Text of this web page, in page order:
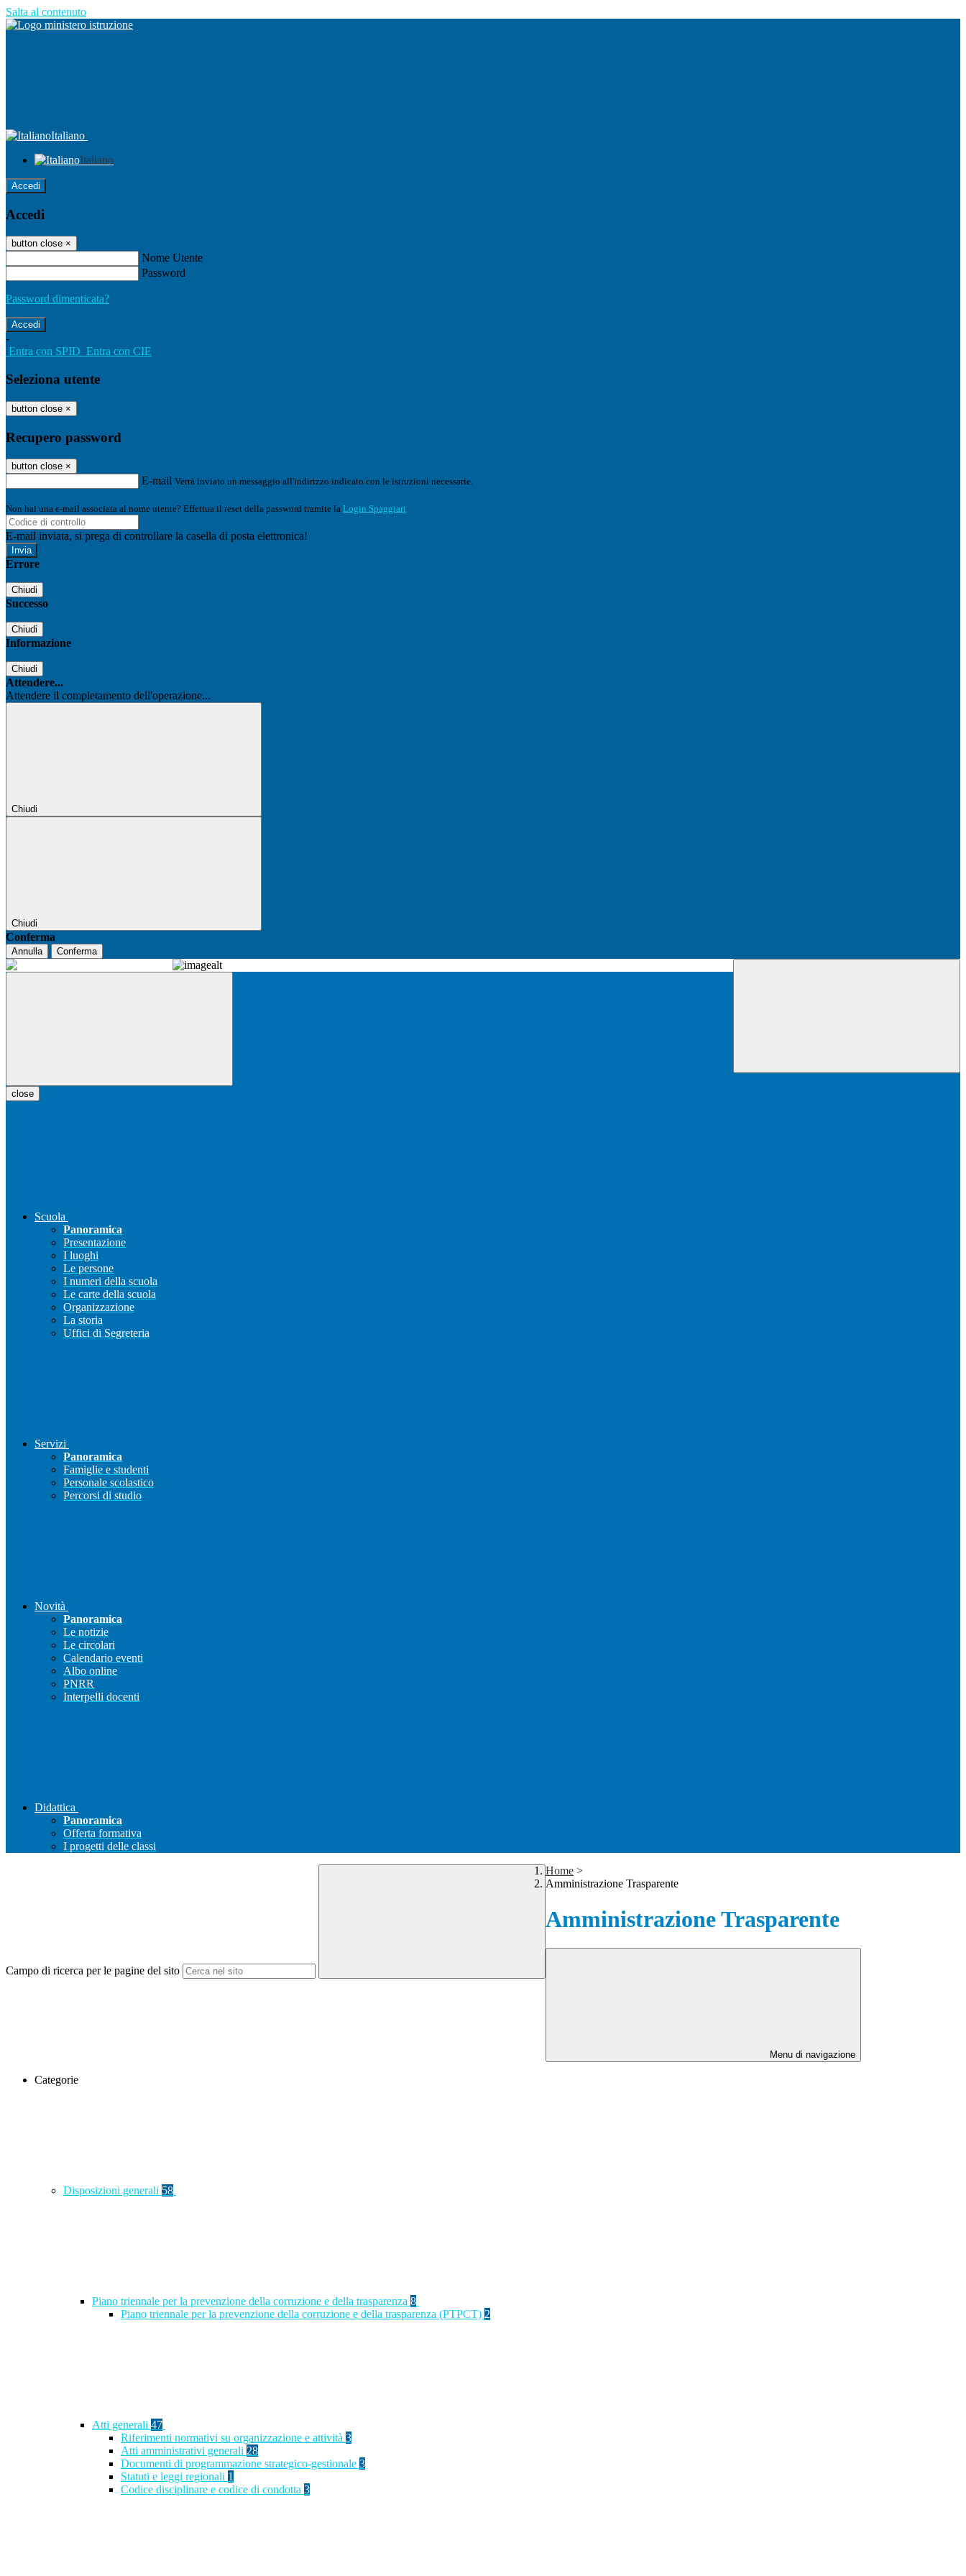
Salta al contenuto
Italiano
Italiano
Accedi
Accedi
button close ×
Nome Utente
Password
Password dimenticata?
-
Entra con SPID Entra con CIE
Seleziona utente
button close ×
Recupero password
button close ×
E-mail Verrà inviato un messaggio all'indirizzo indicato con le istruzioni necessarie.
Non hai una e-mail associata al nome utente? Effettua il reset della password tramite la Login Spaggiari
E-mail inviata, si prega di controllare la casella di posta elettronica!
Errore
Chiudi
Successo
Chiudi
Informazione
Chiudi
Attendere...
Attendere il completamento dell'operazione...
Chiudi
Chiudi
Conferma
Annulla Conferma
close
Scuola
Panoramica
Presentazione
I luoghi
Le persone
I numeri della scuola
Le carte della scuola
Organizzazione
La storia
Uffici di Segreteria
Servizi
Panoramica
Famiglie e studenti
Personale scolastico
Percorsi di studio
Novità
Panoramica
Le notizie
Le circolari
Calendario eventi
Albo online
PNRR
Interpelli docenti
Didattica
Panoramica
Offerta formativa
I progetti delle classi
Campo di ricerca per le pagine del sito
Home >
Amministrazione Trasparente
Amministrazione Trasparente
Menu di navigazione
Categorie
Disposizioni generali 58
Piano triennale per la prevenzione della corruzione e della trasparenza 8
Piano triennale per la prevenzione della corruzione e della trasparenza (PTPCT) 2
Atti generali 47
Riferimenti normativi su organizzazione e attività 3
Atti amministrativi generali 28
Documenti di programmazione strategico-gestionale 3
Statuti e leggi regionali 1
Codice disciplinare e codice di condotta 3